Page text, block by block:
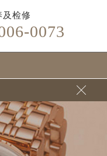
及检修
0073
